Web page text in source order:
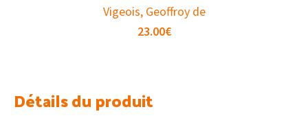
Vigeois, Geoffroy de
23.00€
Détails du produit